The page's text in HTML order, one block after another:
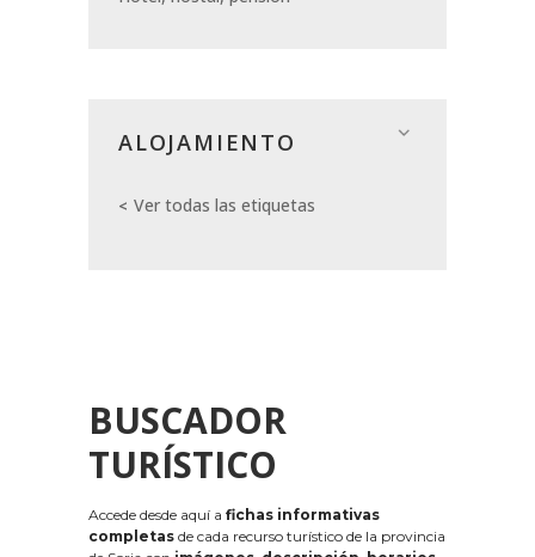
ALOJAMIENTO
Ver todas las etiquetas
BUSCADOR
TURÍSTICO
Accede desde aquí a fichas informativas
completas de cada recurso turístico de la provincia